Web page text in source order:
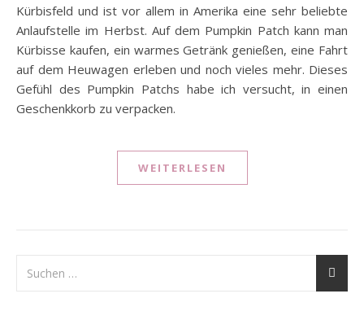
Kürbisfeld und ist vor allem in Amerika eine sehr beliebte
Anlaufstelle im Herbst. Auf dem Pumpkin Patch kann man
Kürbisse kaufen, ein warmes Getränk genießen, eine Fahrt
auf dem Heuwagen erleben und noch vieles mehr. Dieses
Gefühl des Pumpkin Patchs habe ich versucht, in einen
Geschenkkorb zu verpacken.
WEITERLESEN